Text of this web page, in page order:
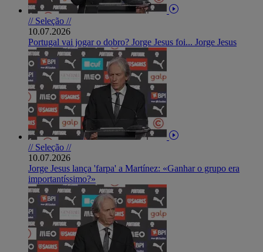
// Seleção //
10.07.2026
Portugal vai jogar o dobro? Jorge Jesus foi... Jorge Jesus
// Seleção //
10.07.2026
Jorge Jesus lança 'farpa' a Martínez: «Ganhar o grupo era
importantíssimo?»